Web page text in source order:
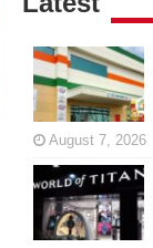
August 7, 2026